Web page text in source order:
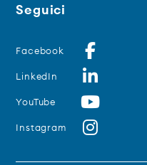
Seguici
Facebook
LinkedIn
YouTube
Instagram